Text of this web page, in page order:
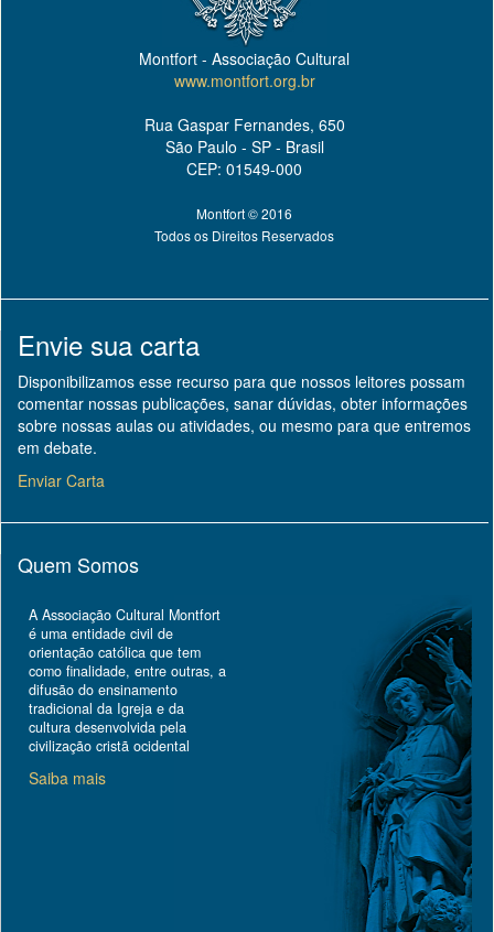
Montfort - Associação Cultural
www.montfort.org.br
Rua Gaspar Fernandes, 650
São Paulo - SP - Brasil
CEP: 01549-000
Montfort © 2016
Todos os Direitos Reservados
Envie sua carta
Disponibilizamos esse recurso para que nossos leitores possam
comentar nossas publicações, sanar dúvidas, obter informações
sobre nossas aulas ou atividades, ou mesmo para que entremos
em debate.
Enviar Carta
Quem Somos
A Associação Cultural Montfort
é uma entidade civil de
orientação católica que tem
como finalidade, entre outras, a
difusão do ensinamento
tradicional da Igreja e da
cultura desenvolvida pela
civilização cristã ocidental
Saiba mais